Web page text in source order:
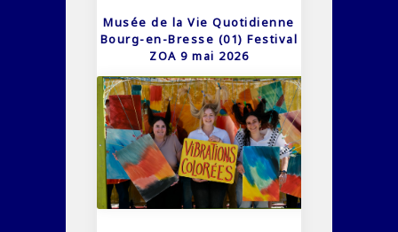
Musée de la Vie Quotidienne
Bourg-en-Bresse (01) Festival
ZOA 9 mai 2026